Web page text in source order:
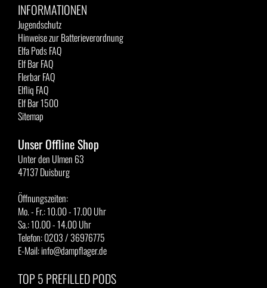
INFORMATIONEN
Jugendschutz
Hinweise zur Batterieverordnung
Elfa Pods FAQ
Elf Bar FAQ
Flerbar FAQ
Elfliq FAQ
Elf Bar 1500
Sitemap
Unser Offline Shop
Unter den Ulmen 63
47137 Duisburg
Öffnungszeiten:
Mo. - Fr.: 10.00 - 17.00 Uhr
Sa.: 10.00 - 14.00 Uhr
Telefon: 0203 / 36976775
E-Mail: info@dampflager.de
TOP 5 PREFILLED PODS